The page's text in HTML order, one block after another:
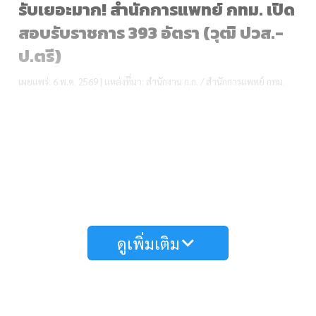
รับเยอะมาก! สำนักการแพทย์ กทม. เปิด
สอบรับราชการ 393 อัตรา (วุฒิ ปวส.-
ป.ตรี)
เผยแพร่: 6 พ.ค. 2569 | แหล่งที่มา: สำนักงาน ก.ก. / สำนักการแพทย์ กทม.
ดูเพิ่มเติม